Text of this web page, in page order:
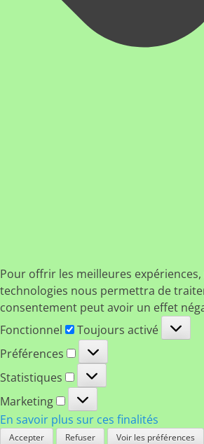
Pour offrir les meilleures
technologies nous permettra de
consentement peut avoir un effet
Fonctionnel
Fonctionnel
Toujours activé
Préférences
Préférences
Statistiques
Statistiques
Marketing
Marketing
En savoir plus sur ces finalités
Accepter Refuser Voir les préférences